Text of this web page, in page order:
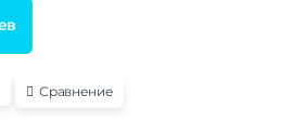
Сравнение